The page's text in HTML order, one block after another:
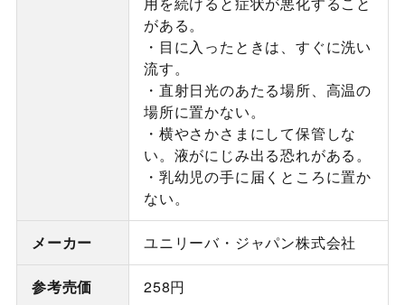
がある。
・目に入ったときは、すぐに洗い
流す。
・直射日光のあたる場所、高温の
場所に置かない。
・横やさかさまにして保管しな
い。液がにじみ出る恐れがある。
・乳幼児の手に届くところに置か
ない。
メーカー ユニリーバ・ジャパン株式会社
参考売価 258円